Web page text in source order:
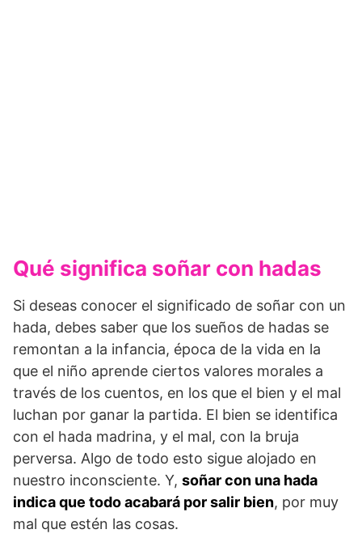
Qué significa soñar con hadas
Si deseas conocer el significado de soñar con un
hada, debes saber que los sueños de hadas se
remontan a la infancia, época de la vida en la
que el niño aprende ciertos valores morales a
través de los cuentos, en los que el bien y el mal
luchan por ganar la partida. El bien se identifica
con el hada madrina, y el mal, con la bruja
perversa. Algo de todo esto sigue alojado en
nuestro inconsciente. Y, soñar con una hada
indica que todo acabará por salir bien, por muy
mal que estén las cosas.